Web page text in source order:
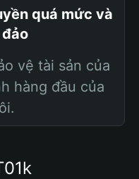
quá mức và
vệ tài sản của
hàng đầu của